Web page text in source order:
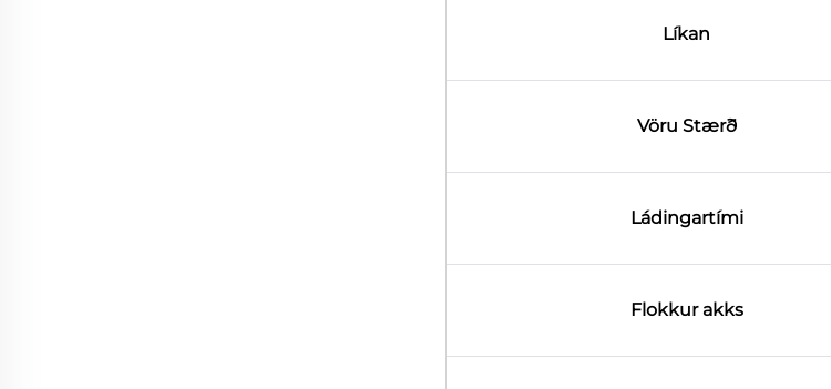
Líkan
Vöru Stærð
Ládingartími
Flokkur akks